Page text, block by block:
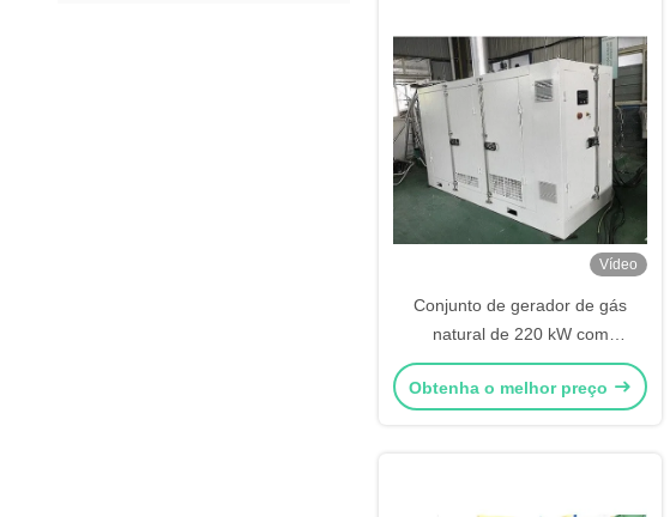
Vídeo
Conjunto de gerador de gás
natural de 220 kW com
certificação CE adequado para
funcionamento contínuo
Obtenha o melhor preço